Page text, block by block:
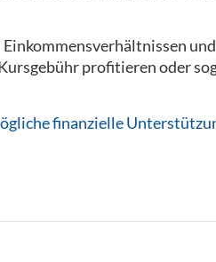
profitieren oder
finanzielle